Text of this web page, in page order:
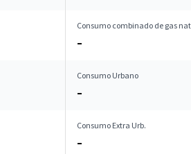
Consumo combinado de gas
–
Consumo Urbano
–
Consumo Extra Urb.
–